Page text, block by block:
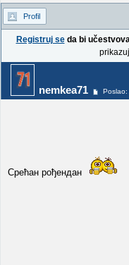
Profil
Registruj seda bi
nemkea71
Срећан рођендан